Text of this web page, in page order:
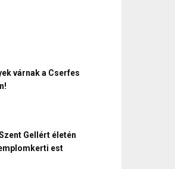
várnak a Cserfes
Gellért életén
est